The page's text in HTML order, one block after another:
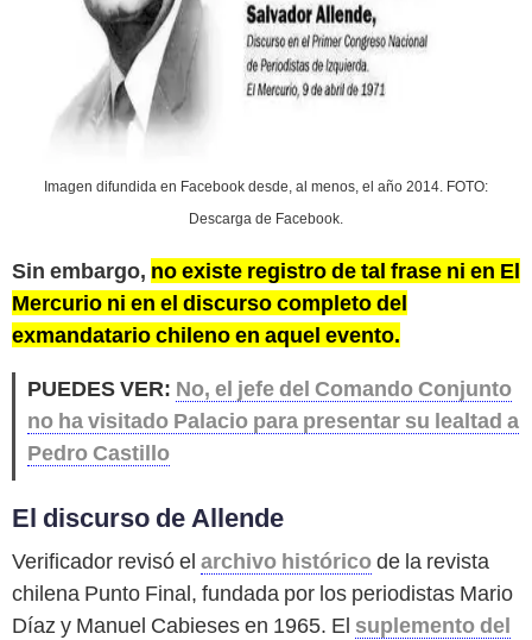
Imagen difundida en Facebook desde, al menos, el año 2014. FOTO:
Descarga de Facebook.
Sin embargo, no existe registro de tal frase ni en El
Mercurio ni en el discurso completo del
exmandatario chileno en aquel evento.
PUEDES VER: No, el jefe del Comando Conjunto
no ha visitado Palacio para presentar su lealtad a
Pedro Castillo
El discurso de Allende
Verificador revisó el archivo históricode la revista
chilena Punto Final, fundada por los periodistas Mario
Díaz y Manuel Cabieses en 1965. El suplemento del